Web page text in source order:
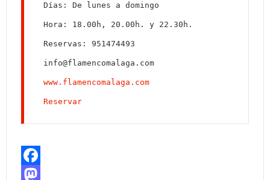
Días: De lunes a domingo
Hora: 18.00h, 20.00h. y 22.30h.
Reservas: 951474493
www.flamencomalaga.com
Reservar
F